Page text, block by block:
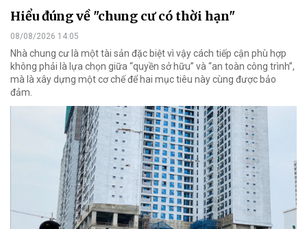
Hiểu đúng về "chung cư có thời hạn"
08/08/2026 14:05
Nhà chung cư là một tài sản đặc biệt vì vậy cách tiếp cận phù hợp
không phải là lựa chọn giữa “quyền sở hữu” và “an toàn công trình”,
mà là xây dựng một cơ chế để hai mục tiêu này cùng được bảo
đảm.